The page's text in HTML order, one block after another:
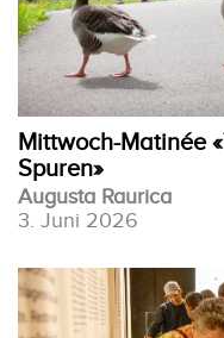
Mittwoch-Matinée
Spuren»
Augusta Raurica
3. Juni 2026